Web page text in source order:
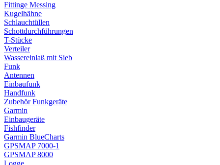
Fittinge Messing
Kugelhähne
Schlauchtüllen
Schottdurchführungen
T-Stücke
Verteiler
Wassereinlaß mit Sieb
Funk
Antennen
Einbaufunk
Handfunk
Zubehör Funkgeräte
Garmin
Einbaugeräte
Fishfinder
Garmin BlueCharts
GPSMAP 7000-1
GPSMAP 8000
Logge